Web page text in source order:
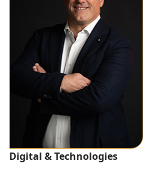
Digital & Technologies